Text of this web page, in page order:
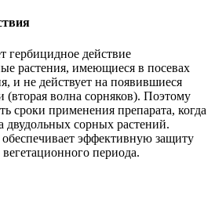
гербицидное действие
растения, имеющиеся в посевах
и не действует на появившиеся
(вторая волна сорняков). Поэтому
сроки применения препарата, когда
двудольных сорных растений.
эффективную защиту
периода.